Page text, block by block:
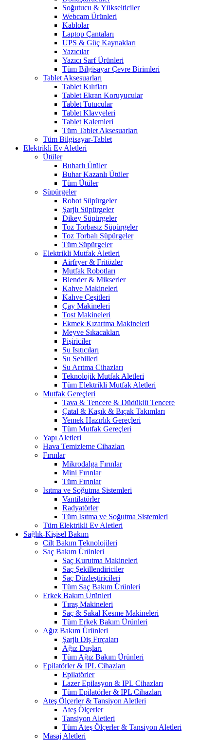
Soğutucu & Yükselticiler
Webcam Ürünleri
Kablolar
Laptop Çantaları
UPS & Güç Kaynakları
Yazıcılar
Yazıcı Sarf Ürünleri
Tüm Bilgisayar Çevre Birimleri
Tablet Aksesuarları
Tablet Kılıfları
Tablet Ekran Koruyucular
Tablet Tutucular
Tablet Klavyeleri
Tablet Kalemleri
Tüm Tablet Aksesuarları
Tüm Bilgisayar-Tablet
Elektrikli Ev Aletleri
Ütüler
Buharlı Ütüler
Buhar Kazanlı Ütüler
Tüm Ütüler
Süpürgeler
Robot Süpürgeler
Şarjlı Süpürgeler
Dikey Süpürgeler
Toz Torbasız Süpürgeler
Toz Torbalı Süpürgeler
Tüm Süpürgeler
Elektrikli Mutfak Aletleri
Airfryer & Fritözler
Mutfak Robotları
Blender & Mikserler
Kahve Makineleri
Kahve Çeşitleri
Çay Makineleri
Tost Makineleri
Ekmek Kızartma Makineleri
Meyve Sıkacakları
Pişiriciler
Su Isıtıcıları
Su Sebilleri
Su Arıtma Cihazları
Teknolojik Mutfak Aletleri
Tüm Elektrikli Mutfak Aletleri
Mutfak Gereçleri
Tava & Tencere & Düdüklü Tencere
Çatal & Kaşık & Bıçak Takımları
Yemek Hazırlık Gereçleri
Tüm Mutfak Gereçleri
Yapı Aletleri
Hava Temizleme Cihazları
Fırınlar
Mikrodalga Fırınlar
Mini Fırınlar
Tüm Fırınlar
Isıtma ve Soğutma Sistemleri
Vantilatörler
Radyatörler
Tüm Isıtma ve Soğutma Sistemleri
Tüm Elektrikli Ev Aletleri
Sağlık-Kişisel Bakım
Cilt Bakım Teknolojileri
Saç Bakım Ürünleri
Saç Kurutma Makineleri
Saç Şekillendiriciler
Saç Düzleştiricileri
Tüm Saç Bakım Ürünleri
Erkek Bakım Ürünleri
Tıraş Makineleri
Saç & Sakal Kesme Makineleri
Tüm Erkek Bakım Ürünleri
Ağız Bakım Ürünleri
Şarjlı Diş Fırçaları
Ağız Duşları
Tüm Ağız Bakım Ürünleri
Epilatörler & IPL Cihazları
Epilatörler
Lazer Epilasyon & IPL Cihazları
Tüm Epilatörler & IPL Cihazları
Ateş Ölçerler & Tansiyon Aletleri
Ateş Ölçerler
Tansiyon Aletleri
Tüm Ateş Ölçerler & Tansiyon Aletleri
Masaj Aletleri